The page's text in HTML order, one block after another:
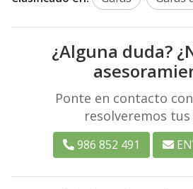
¿Alguna duda?
Ponte en contacto
resolveremos tus
986 852 491